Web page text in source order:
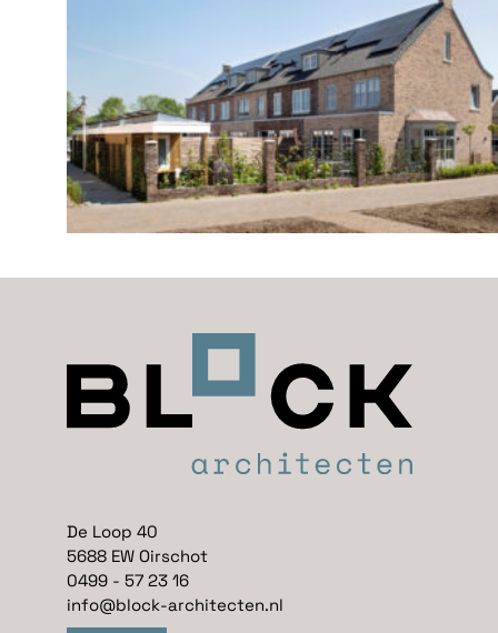
De Loop 40
5688 EW Oirschot
0499 - 57 23 16
info@block-architecten.nl